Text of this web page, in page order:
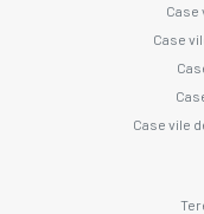
Case
Case
Case vile